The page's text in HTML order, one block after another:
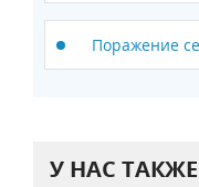
Поражение
У НАС